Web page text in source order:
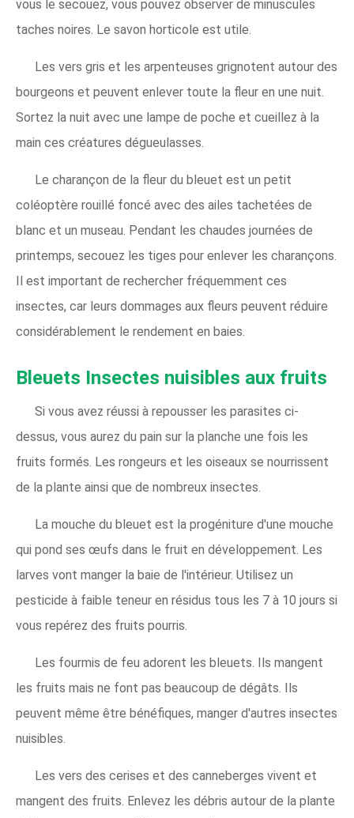
vous le secouez, vous pouvez observer de minuscules
taches noires. Le savon horticole est utile.
Les vers gris et les arpenteuses grignotent autour des
bourgeons et peuvent enlever toute la fleur en une nuit.
Sortez la nuit avec une lampe de poche et cueillez à la
main ces créatures dégueulasses.
Le charançon de la fleur du bleuet est un petit
coléoptère rouillé foncé avec des ailes tachetées de
blanc et un museau. Pendant les chaudes journées de
printemps, secouez les tiges pour enlever les charançons.
Il est important de rechercher fréquemment ces
insectes, car leurs dommages aux fleurs peuvent réduire
considérablement le rendement en baies.
Bleuets Insectes nuisibles aux fruits
Si vous avez réussi à repousser les parasites ci-
dessus, vous aurez du pain sur la planche une fois les
fruits formés. Les rongeurs et les oiseaux se nourrissent
de la plante ainsi que de nombreux insectes.
La mouche du bleuet est la progéniture d'une mouche
qui pond ses œufs dans le fruit en développement. Les
larves vont manger la baie de l'intérieur. Utilisez un
pesticide à faible teneur en résidus tous les 7 à 10 jours si
vous repérez des fruits pourris.
Les fourmis de feu adorent les bleuets. Ils mangent
les fruits mais ne font pas beaucoup de dégâts. Ils
peuvent même être bénéfiques, manger d'autres insectes
nuisibles.
Les vers des cerises et des canneberges vivent et
mangent des fruits. Enlevez les débris autour de la plante